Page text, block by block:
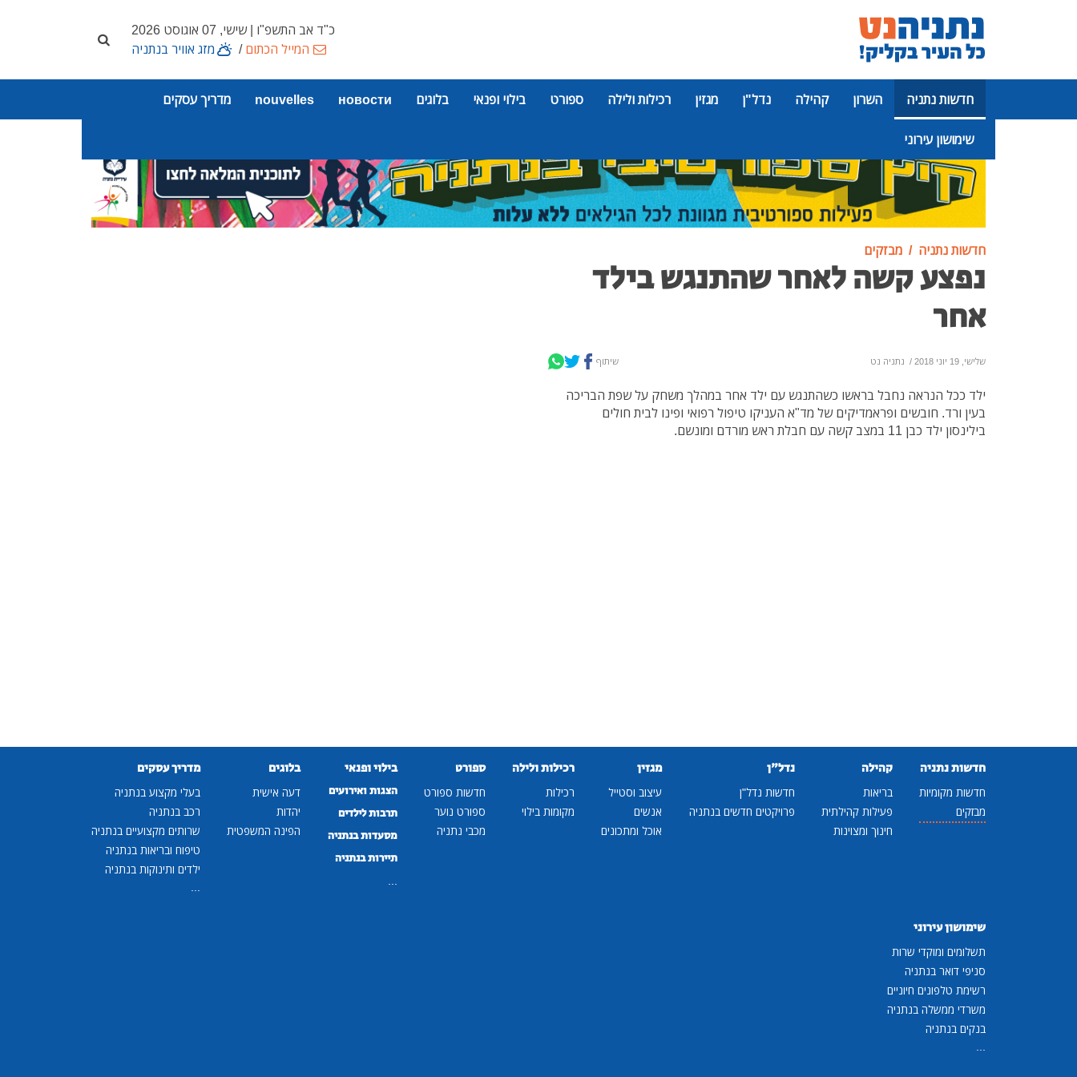
כ"ד אב התשפ"ו | שישי, 07 אוגוסט 2026
המייל הכתום/ מזג אוויר בנתניה
חדשות נתניה השרון קהילה נדל"ן מגזין רכילות ולילה ספורט בילוי ופנאי בלוגים новости
nouvelles מדריך עסקים
שימושון עירוני
פרסומת
חדשות נתניה מבזקים
נפצע קשה לאחר שהתנגש בילד
אחר
שלישי, 19 יוני 2018 / נתניה נט שיתוף
ילד ככל הנראה נחבל בראשו כשהתנגש עם ילד אחר במהלך משחק על שפת הבריכה
בעין ורד. חובשים ופראמדיקים של מד"א העניקו טיפול רפואי ופינו לבית חולים
בילינסון ילד כבן 11 במצב קשה עם חבלת ראש מורדם ומונשם.
חדשות נתניה
חדשות מקומיות
מבזקים
קהילה
בריאות
פעילות קהילתית
חינוך ומצוינות
נדל"ן
חדשות נדל"ן
פרויקטים חדשים בנתניה
מגזין
עיצוב וסטייל
אנשים
אוכל ומתכונים
רכילות ולילה
רכילות
מקומות בילוי
ספורט
חדשות ספורט
ספורט נוער
מכבי נתניה
בילוי ופנאי
הצגות ואירועים
תרבות לילדים
מסעדות בנתניה
תיירות בנתניה
...
בלוגים
דעה אישית
יהדות
הפינה המשפטית
מדריך עסקים
בעלי מקצוע בנתניה
רכב בנתניה
שרותים מקצועיים בנתניה
טיפוח ובריאות בנתניה
ילדים ותינוקות בנתניה
...
שימושון עירוני
תשלומים ומוקדי שרות
סניפי דואר בנתניה
רשימת טלפונים חיוניים
משרדי ממשלה בנתניה
בנקים בנתניה
...